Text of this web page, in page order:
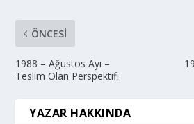
ÖNCESI
1988 – Ağustos Ayı –
Teslim Olan Perspektifi
YAZAR HAKKINDA